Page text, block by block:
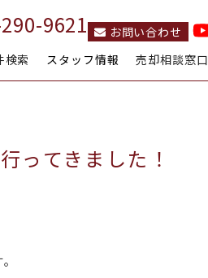
9621
お問い合わせ
検索 スタッフ情報
スタッフ紹介
スタッフ募集
売却相談窓口
ってきました！